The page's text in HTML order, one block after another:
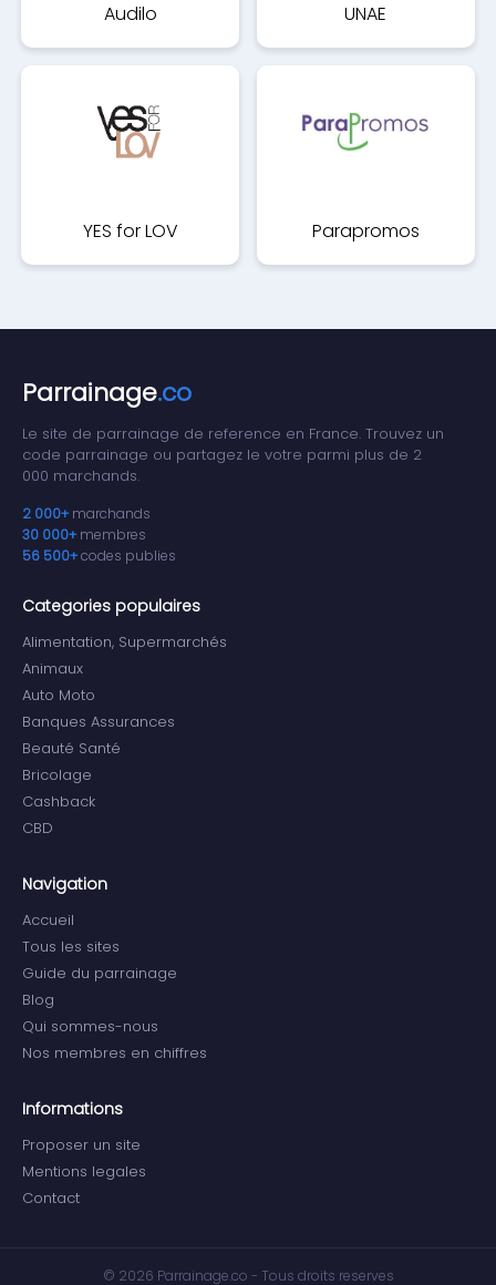
Audilo UNAE
YES for LOV Parapromos
Parrainage.co
Le site de parrainage de reference en France. Trouvez un
code parrainage ou partagez le votre parmi plus de 2
000 marchands.
2 000+ marchands
30 000+ membres
56 500+codes publies
Categories populaires
Alimentation, Supermarchés
Animaux
Auto Moto
Banques Assurances
Beauté Santé
Bricolage
Cashback
CBD
Navigation
Accueil
Tous les sites
Guide du parrainage
Blog
Qui sommes-nous
Nos membres en chiffres
Informations
Proposer un site
Mentions legales
Contact
© 2026 Parrainage.co - Tous droits reserves